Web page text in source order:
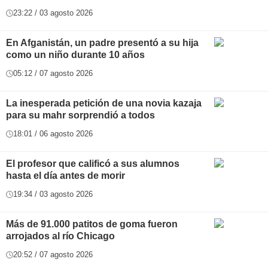
23:22 / 03 agosto 2026
En Afganistán, un padre presentó a su hija
como un niño durante 10 años
05:12 / 07 agosto 2026
La inesperada petición de una novia kazaja
para su mahr sorprendió a todos
18:01 / 06 agosto 2026
El profesor que calificó a sus alumnos
hasta el día antes de morir
19:34 / 03 agosto 2026
Más de 91.000 patitos de goma fueron
arrojados al río Chicago
20:52 / 07 agosto 2026